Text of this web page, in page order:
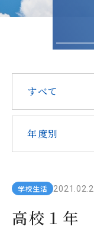
進路・進学
卒業生の皆様へ
在校生・保護者
お問い合わせ
すべて
年度別
学校生活
高校１年